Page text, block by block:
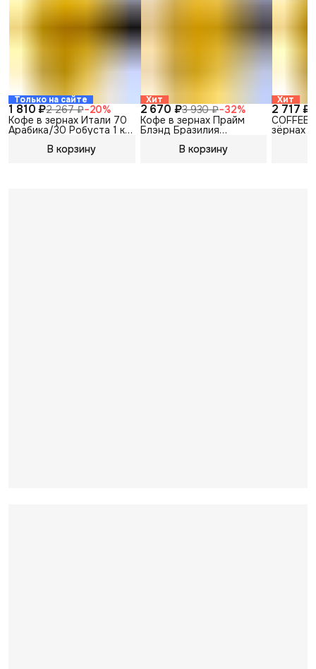
Только на сайте
1 810 ₽2 267 ₽−20%
Кофе в зернах Итали 70
Арабика/30 Робуста 1 кг
В корзину
Хит
2 670 ₽3 930 ₽−32%
Кофе в зернах Прайм
Блэнд Бразилия
Coffee WayВ корзину
Хит
2 717 ₽
COFFEE
зёрнах